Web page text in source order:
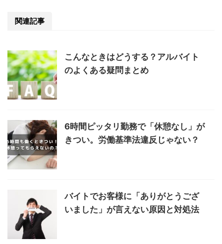
関連記事
こんなときはどうする？アルバイト
のよくある疑問まとめ
6時間ピッタリ勤務で「休憩なし」が
きつい。労働基準法違反じゃない？
バイトでお客様に「ありがとうござ
いました」が言えない原因と対処法